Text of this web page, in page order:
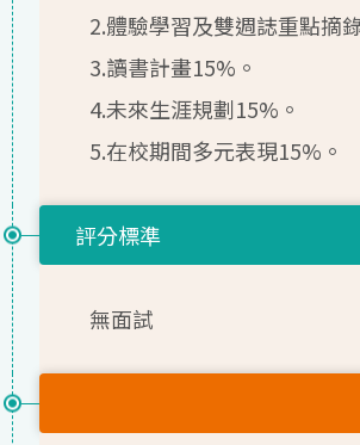
2.體驗學習及雙週誌重點摘
3.讀書計畫15%。
4.未來生涯規劃15%。
5.在校期間多元表現15%。
評分標準
無面試